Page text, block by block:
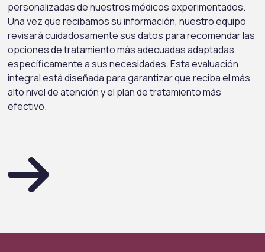
personalizadas de nuestros médicos experimentados.
Una vez que recibamos su información, nuestro equipo
revisará cuidadosamente sus datos para recomendar las
opciones de tratamiento más adecuadas adaptadas
específicamente a sus necesidades. Esta evaluación
integral está diseñada para garantizar que reciba el más
alto nivel de atención y el plan de tratamiento más
efectivo.